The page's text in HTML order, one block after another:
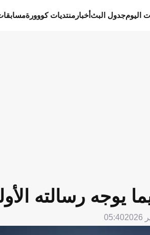
اليومجدول البثأخبار منتديات كووورة
يوجه رسالته
05:40